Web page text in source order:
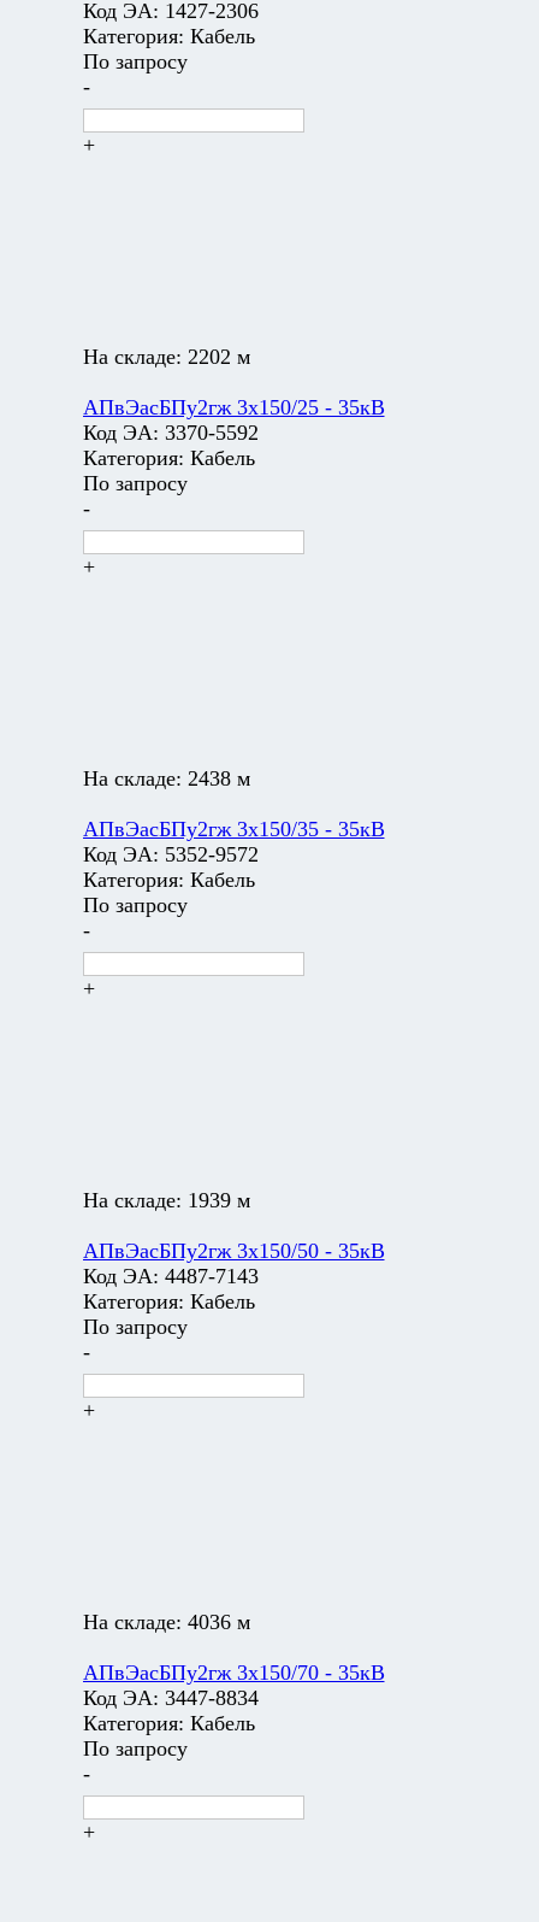
Код ЭА: 1427-2306
Категория: Кабель
По запросу
-
+
На складе: 2202 м
АПвЭасБПу2гж 3х150/25 - 35кВ
Код ЭА: 3370-5592
Категория: Кабель
По запросу
-
+
На складе: 2438 м
АПвЭасБПу2гж 3х150/35 - 35кВ
Код ЭА: 5352-9572
Категория: Кабель
По запросу
-
+
На складе: 1939 м
АПвЭасБПу2гж 3х150/50 - 35кВ
Код ЭА: 4487-7143
Категория: Кабель
По запросу
-
+
На складе: 4036 м
АПвЭасБПу2гж 3х150/70 - 35кВ
Код ЭА: 3447-8834
Категория: Кабель
По запросу
-
+